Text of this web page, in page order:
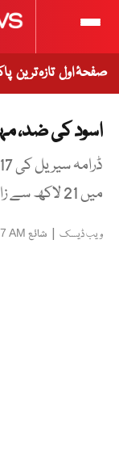
صفحۂ اول تازہ ترین
اسود کی ضد،
میں 21 لاکھ سے زائد بار دیکھا جا چکا ہے
ویب ڈیسک | شائع AM